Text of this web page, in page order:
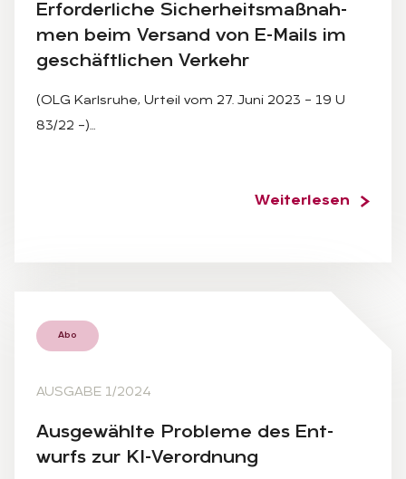
Er­for­der­li­che Si­cher­heits­maß­nah­
men beim Ver­sand von E-Mails im
ge­schäft­li­chen Ver­kehr
(OLG Karlsruhe, Urteil vom 27. Juni 2023 – 19 U
83/22 –)…
Weiterlesen
Abo
AUSGABE 1/2024
Aus­ge­wähl­te Pro­ble­me des Ent­
wurfs zur KI-Ver­ord­nung